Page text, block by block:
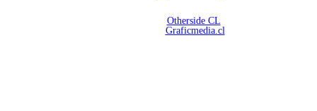
Otherside CL
Graficmedia.cl